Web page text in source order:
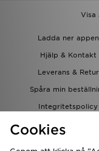
Visa
Ladda ner appen
Hjälp & Kontakt
Leverans & Retur
Spåra min
Integritetspolicy
JD-bloggen
Cookies